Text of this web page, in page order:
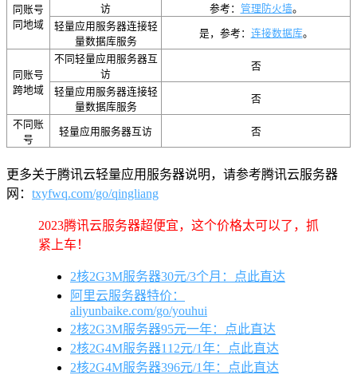
同账号
同地域
访
参考： 管理防火墙。
轻量应用服务器连接轻
量数据库服务
是，参考： 连接数据库。
同账号
跨地域
不同轻量应用服务器互
访
否
轻量应用服务器连接轻
量数据库服务
否
不同账
号
轻量应用服务器互访 否
更多关于腾讯云轻量应用服务器说明，请参考腾讯云服务器
网： txyfwq.com/go/qingliang
2023腾讯云服务器超便宜，这个价格太可以了，抓
紧上车！
2核2G3M服务器30元/3个月：点此直达
阿里云服务器特价：
aliyunbaike.com/go/youhui
2核2G3M服务器95元一年：点此直达
2核2G4M服务器112元/1年：点此直达
2核2G4M服务器396元/1年：点此直达